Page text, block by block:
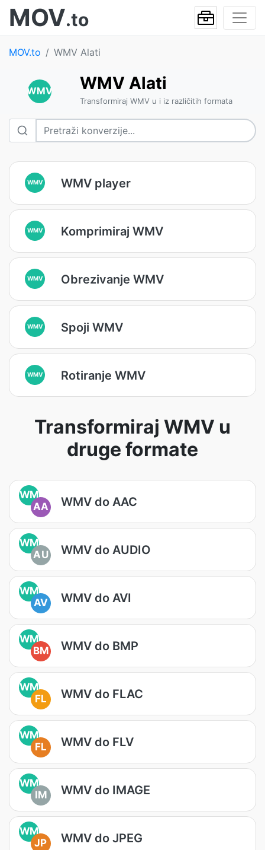
MOV.to
MOV.to WMV Alati
WMV WMV Alati
Transformiraj WMV u i iz različitih formata
WMV WMV player
WMV Komprimiraj WMV
WMV Obrezivanje WMV
WMV Spoji WMV
WMV Rotiranje WMV
Transformiraj WMV u
druge formate
WM
AA
WMV do AAC
WM
AU
WMV do AUDIO
WM
AV
WMV do AVI
WM
BM
WMV do BMP
WM
FL
WMV do FLAC
WM
FL
WMV do FLV
WM
IM
WMV do IMAGE
WM
JP
WMV do JPEG